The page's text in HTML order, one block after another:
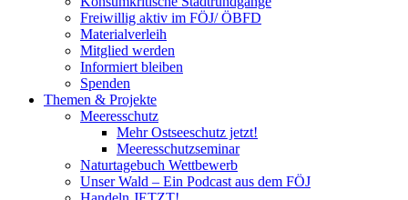
Freiwillig aktiv im FÖJ/ ÖBFD
Materialverleih
Mitglied werden
Informiert bleiben
Spenden
Themen & Projekte
Meeresschutz
Mehr Ostseeschutz jetzt!
Meeresschutzseminar
Naturtagebuch Wettbewerb
Unser Wald – Ein Podcast aus dem FÖJ